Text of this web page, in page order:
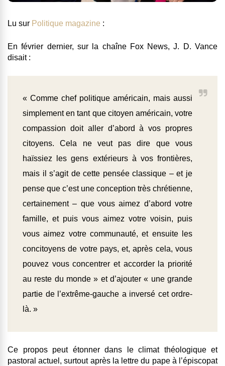
Lu sur Politique magazine :
En février dernier, sur la chaîne Fox News, J. D. Vance
disait :
« Comme chef politique américain, mais aussi
simplement en tant que citoyen américain, votre
compassion doit aller d’abord à vos propres
citoyens. Cela ne veut pas dire que vous
haïssiez les gens extérieurs à vos frontières,
mais il s’agit de cette pensée classique – et je
pense que c’est une conception très chrétienne,
certainement – que vous aimez d’abord votre
famille, et puis vous aimez votre voisin, puis
vous aimez votre communauté, et ensuite les
concitoyens de votre pays, et, après cela, vous
pouvez vous concentrer et accorder la priorité
au reste du monde » et d’ajouter « une grande
partie de l’extrême-gauche a inversé cet ordre-
là. »
Ce propos peut étonner dans le climat théologique et
pastoral actuel, surtout après la lettre du pape à l’épiscopat